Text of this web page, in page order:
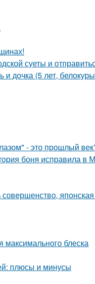
суеты и
дочка (5 лет,
- это прошлый
боня исправила в
японская
максимального блеска
плюсы и минусы